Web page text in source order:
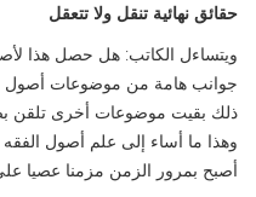
حقائق نهائية تنقل ولا تتعقل
ويتساءل الكاتب: هل حصل هذا
جوانب هامة من موضوعات أصول
ذلك بقيت موضوعات أخرى تلقن
وهذا ما أساء إلى علم أصول
أصبح بمرور الزمن مزمنا عصيا